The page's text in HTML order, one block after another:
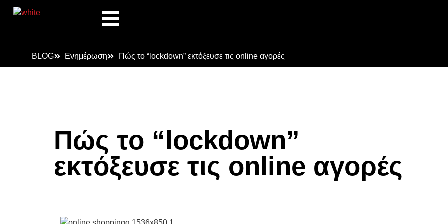
BLOG Ενημέρωση Πώς το “lockdown” εκτόξευσε τις online αγορές
Πώς το “lockdown”
εκτόξευσε τις online αγορές